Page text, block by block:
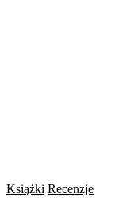
Książki Recenzje